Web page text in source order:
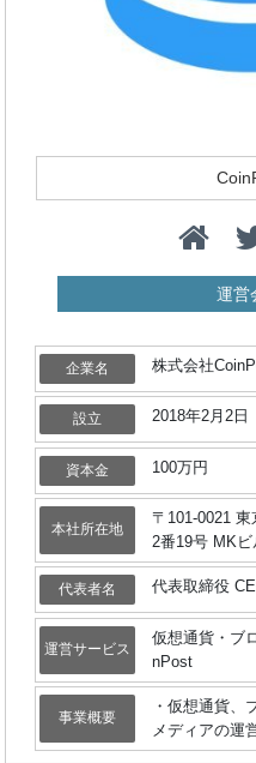
運営
企業名 株式会社
設立 2018年2月2日
資本金 100万円
本社所在地
〒101-0021
2番19号 MKビ
代表者名 代表取締役
運営サービス
仮想通貨・ブ
nPost
事業概要
・仮想通貨、
メディアの運